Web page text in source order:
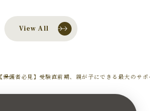
View All
【保護者必見】受験直前期、親が子にできる最大の